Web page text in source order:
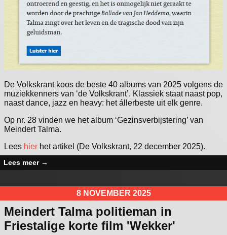
De Volkskrant koos de beste 40 albums van 2025 volgens de
muziekkenners van ‘de Volkskrant’. Klassiek staat naast pop,
naast dance, jazz en heavy: het állerbeste uit elk genre.
Op nr. 28 vinden we het album ‘Gezinsverbijstering’ van
Meindert Talma.
Lees hier het artikel (De Volkskrant, 22 december 2025).
Lees meer →
8 NOVEMBER 2025
Meindert Talma politieman in
Friestalige korte film 'Wekker'